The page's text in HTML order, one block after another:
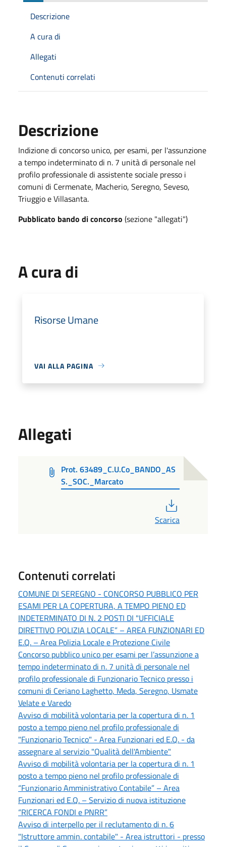
Descrizione
A cura di
Allegati
Contenuti correlati
Descrizione
Indizione di concorso unico, per esami, per l'assunzione
a tempo indeterminato di n. 7 unità di personale nel
profilo professionale di assistente sociale presso i
comuni di Cermenate, Macherio, Seregno, Seveso,
Triuggio e Villasanta.
Pubblicato bando di concorso (sezione "allegati")
A cura di
Risorse Umane
VAI ALLA PAGINA
Allegati
Prot. 63489_C.U.Co_BANDO_AS
S._SOC._Marcato
Scarica
Contenuti correlati
COMUNE DI SEREGNO - CONCORSO PUBBLICO PER
ESAMI PER LA COPERTURA, A TEMPO PIENO ED
INDETERMINATO DI N. 2 POSTI DI "UFFICIALE
DIRETTIVO POLIZIA LOCALE” – AREA FUNZIONARI ED
E.Q. – Area Polizia Locale e Protezione Civile
Concorso pubblico unico per esami per l’assunzione a
tempo indeterminato di n. 7 unità di personale nel
profilo professionale di Funzionario Tecnico presso i
comuni di Ceriano Laghetto, Meda, Seregno, Usmate
Velate e Varedo
Avviso di mobilità volontaria per la copertura di n. 1
posto a tempo pieno nel profilo professionale di
"Funzionario Tecnico" - Area Funzionari ed E.Q. - da
assegnare al servizio "Qualità dell'Ambiente"
Avviso di mobilità volontaria per la copertura di n. 1
posto a tempo pieno nel profilo professionale di
“Funzionario Amministrativo Contabile” – Area
Funzionari ed E.Q. – Servizio di nuova istituzione
“RICERCA FONDI e PNRR”
Avviso di interpello per il reclutamento di n. 6
"Istruttore ammin. contabile" - Area istruttori - presso